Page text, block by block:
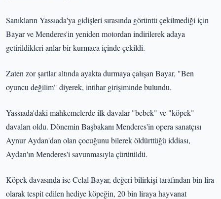
Sanıkların Yassıada'ya gidişleri sırasında görüntü çekilmediği için
Bayar ve Menderes'in yeniden motordan indirilerek adaya
getirildikleri anlar bir kurmaca içinde çekildi.
Zaten zor şartlar altında ayakta durmaya çalışan Bayar, "Ben
oyuncu değilim" diyerek, intihar girişiminde bulundu.
Yassıada'daki mahkemelerde ilk davalar "bebek" ve "köpek"
davaları oldu. Dönemin Başbakanı Menderes'in opera sanatçısı
Aynur Aydan'dan olan çocuğunu bilerek öldürttüğü iddiası,
Aydan'ın Menderes'i savunmasıyla çürütüldü.
Köpek davasında ise Celal Bayar, değeri bilirkişi tarafından bin lira
olarak tespit edilen hediye köpeğin, 20 bin liraya hayvanat